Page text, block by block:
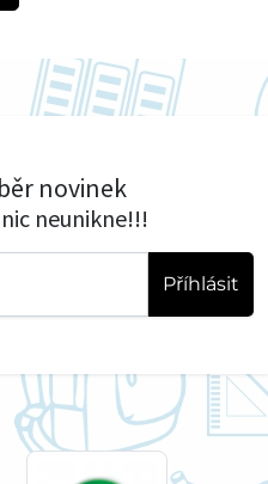
novinek
neunikne!!!
Příhlásit